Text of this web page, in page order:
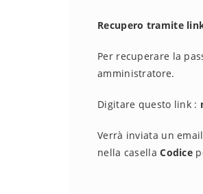
Recupero tramite
Per recuperare la
amministratore.
Digitare questo link :
Verrà inviata un
nella casellaCodice